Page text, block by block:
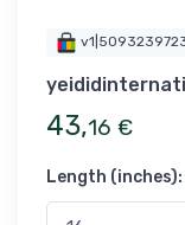
43,16 €
Length (inches):